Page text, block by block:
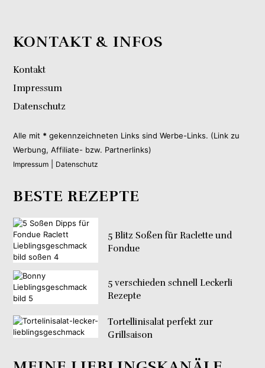
KONTAKT & INFOS
Kontakt
Impressum
Datenschutz
Alle mit * gekennzeichneten Links sind Werbe-Links. (Link zu
Werbung, Affiliate- bzw. Partnerlinks)
Impressum Datenschutz
BESTE REZEPTE
5 Blitz Soßen für Raclette und
Fondue
5 verschieden schnell Leckerli
Rezepte
Tortellinisalat perfekt zur
Grillsaison